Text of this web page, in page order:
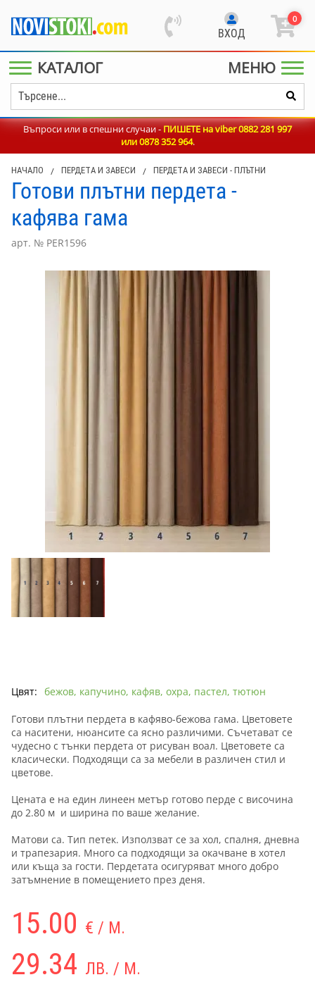
ВХОД
0
КАТАЛОГ МЕНЮ
Въпроси или в спешни случаи -ПИШЕТЕ на viber 0882 281 997
или0878 352 964.
НАЧАЛО / ПЕРДЕТА И ЗАВЕСИ / ПЕРДЕТА И ЗАВЕСИ - ПЛЪТНИ
Готови плътни пердета -
кафява гама
арт. № PER1596
Цвят: бежов, капучино, кафяв, охра, пастел, тютюн
Готови плътни пердета в кафяво-бежова гама. Цветовете
са наситени, нюансите са ясно различими. Съчетават се
чудесно с тънки пердета от рисуван воал. Цветовете са
класически. Подходящи са за мебели в различен стил и
цветове.
Цената е на един линеен метър готово перде с височина
до 2.80 м и ширина по ваше желание.
Матови са. Тип петек. Използват се за хол, спалня, дневна
и трапезария. Много са подходящи за окачване в хотел
или къща за гости. Пердетата осигуряват много добро
затъмнение в помещението през деня.
15.00 € / М.
29.34 ЛВ. / М.